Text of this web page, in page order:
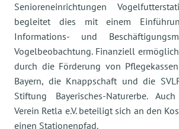
Senioreneinrichtungen
begleitet dies mit einem
Informations- und
Vogelbeobachtung. Finanziell
durch die Förderung von
Bayern, die Knappschaft und die
Stiftung Bayerisches-Naturerbe.
Verein Retla e.V. beteiligt sich an den
einen Stationenpfad.